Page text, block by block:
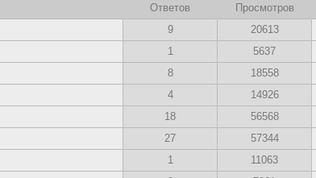
Ответов Просмотров
9 20613
1 5637
8 18558
4 14926
18 56568
27 57344
1 11063